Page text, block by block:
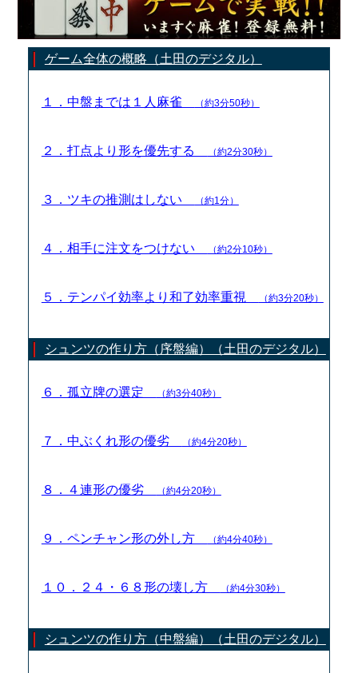
ゲーム全体の概略（土田のデジタル）
１．中盤までは１人麻雀 （約3分50秒）
２．打点より形を優先する （約2分30秒）
３．ツキの推測はしない （約1分）
４．相手に注文をつけない （約2分10秒）
５．テンパイ効率より和了効率重視 （約3分20秒）
シュンツの作り方（序盤編）（土田のデジタル）
６．孤立牌の選定 （約3分40秒）
７．中ぶくれ形の優劣 （約4分20秒）
８．４連形の優劣 （約4分20秒）
９．ペンチャン形の外し方 （約4分40秒）
１０．２４・６８形の壊し方 （約4分30秒）
シュンツの作り方（中盤編）（土田のデジタル）